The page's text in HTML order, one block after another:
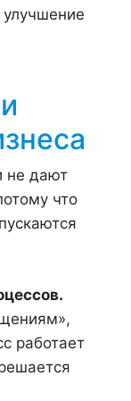
не дают
что
работает